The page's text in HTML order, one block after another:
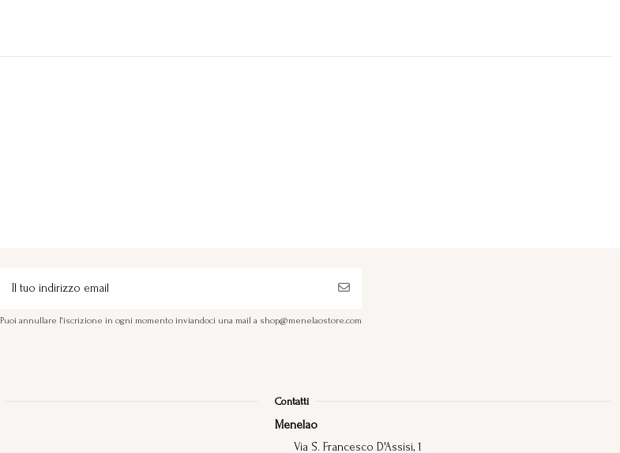
Puoi annullare l'iscrizione in ogni momento inviandoci una mail a shop@menelaostore.com
Contatti
Menelao
Via S. Francesco D'Assisi, 1